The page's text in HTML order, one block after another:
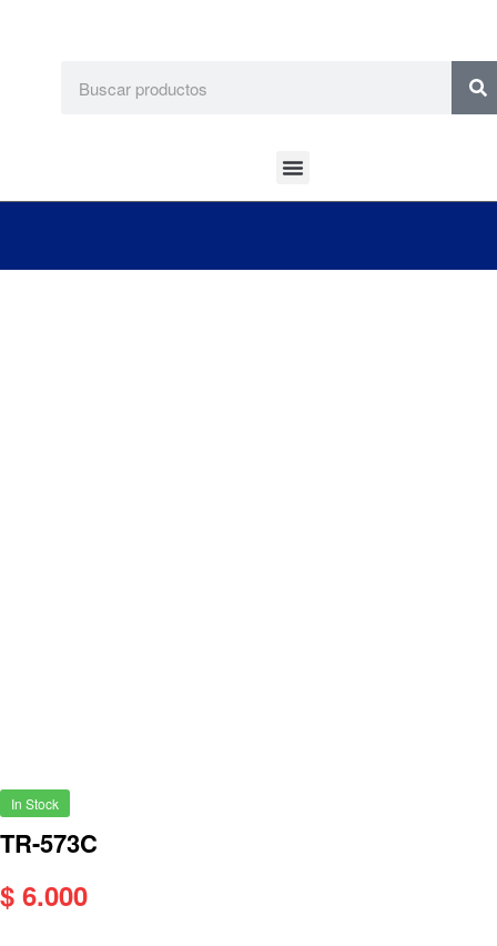
In Stock
TR-573C
$ 6.000